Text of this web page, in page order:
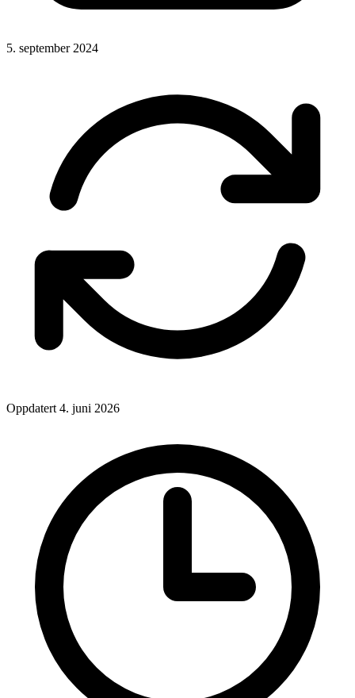
5. september 2024
Oppdatert 4. juni 2026